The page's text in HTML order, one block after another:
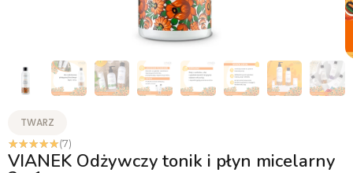
TWARZ
☆☆☆☆☆(7)
VIANEK Odżywczy tonik i płyn micelarny